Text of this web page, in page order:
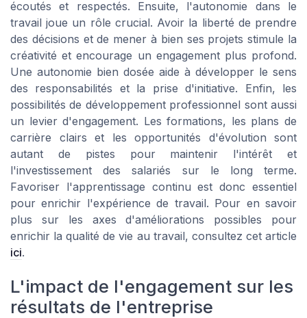
écoutés et respectés. Ensuite, l'autonomie dans le
travail joue un rôle crucial. Avoir la liberté de prendre
des décisions et de mener à bien ses projets stimule la
créativité et encourage un engagement plus profond.
Une autonomie bien dosée aide à développer le sens
des responsabilités et la prise d'initiative. Enfin, les
possibilités de développement professionnel sont aussi
un levier d'engagement. Les formations, les plans de
carrière clairs et les opportunités d'évolution sont
autant de pistes pour maintenir l'intérêt et
l'investissement des salariés sur le long terme.
Favoriser l'apprentissage continu est donc essentiel
pour enrichir l'expérience de travail. Pour en savoir
plus sur les axes d'améliorations possibles pour
enrichir la qualité de vie au travail, consultez cet article
ici.
L'impact de l'engagement sur les
résultats de l'entreprise